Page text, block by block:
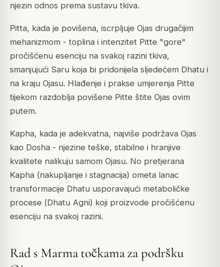
njezin odnos prema sustavu tkiva.
Pitta, kada je povišena, iscrpljuje Ojas drugačijim
mehanizmom - toplina i intenzitet Pitte "gore"
pročišćenu esenciju na svakoj razini tkiva,
smanjujući Saru koja bi pridonijela sljedećem Dhatu i
na kraju Ojasu. Hlađenje i prakse umjerenja Pitte
tijekom razdoblja povišene Pitte štite Ojas ovim
putem.
Kapha, kada je adekvatna, najviše podržava Ojas
kao Dosha - njezine teške, stabilne i hranjive
kvalitete nalikuju samom Ojasu. No pretjerana
Kapha (nakupljanje i stagnacija) ometa lanac
transformacije Dhatu usporavajući metaboličke
procese (Dhatu Agni) koji proizvode pročišćenu
esenciju na svakoj razini.
Rad s Marma točkama za podršku